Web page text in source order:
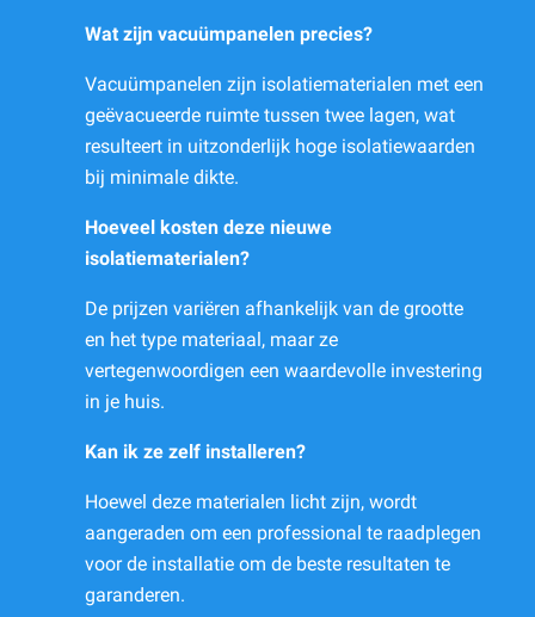
Wat zijn vacuümpanelen precies?
Vacuümpanelen zijn isolatiematerialen met een
geëvacueerde ruimte tussen twee lagen, wat
resulteert in uitzonderlijk hoge isolatiewaarden
bij minimale dikte.
Hoeveel kosten deze nieuwe
isolatiematerialen?
De prijzen variëren afhankelijk van de grootte
en het type materiaal, maar ze
vertegenwoordigen een waardevolle investering
in je huis.
Kan ik ze zelf installeren?
Hoewel deze materialen licht zijn, wordt
aangeraden om een professional te raadplegen
voor de installatie om de beste resultaten te
garanderen.